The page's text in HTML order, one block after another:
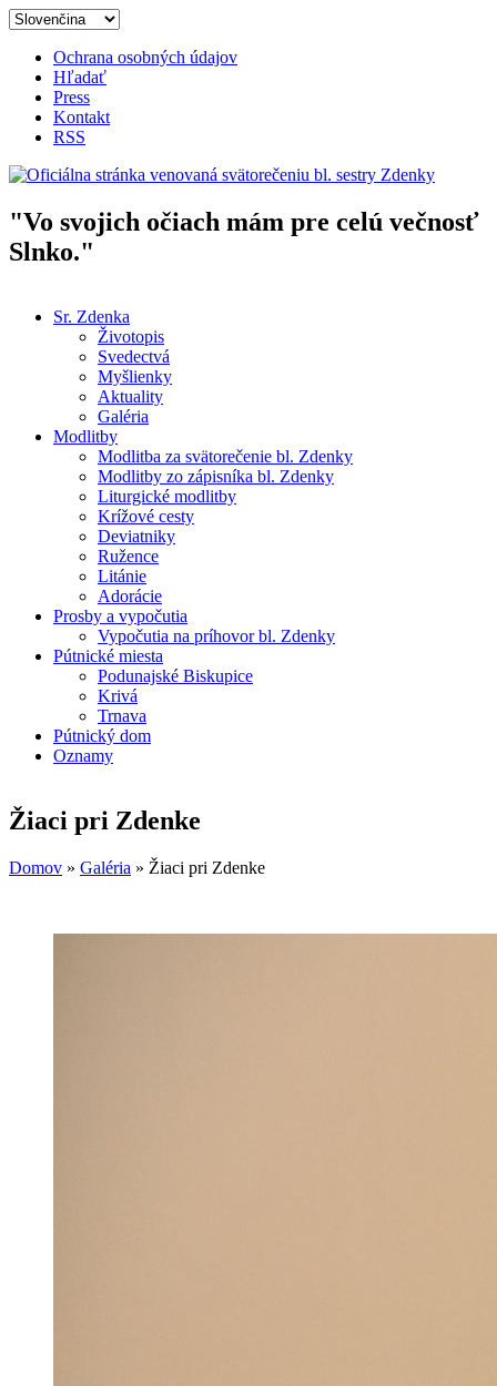
Skočiť na hlavný obsah
Ochrana osobných údajov
Hľadať
Press
Kontakt
RSS
Oficiálna stránka venovaná
"Vo svojich očiach mám pre celú večnosť
Slnko."
Hlavné menu
Sr. Zdenka
Životopis
Svedectvá
Myšlienky
Aktuality
Galéria
Modlitby
Modlitba za svätorečenie bl. Zdenky
Modlitby zo zápisníka bl. Zdenky
Liturgické modlitby
Krížové cesty
Deviatniky
Ružence
Litánie
Adorácie
Prosby a vypočutia
Vypočutia na príhovor bl. Zdenky
Pútnické miesta
Podunajské Biskupice
Krivá
Trnava
Pútnický dom
Oznamy
Žiaci pri Zdenke
Domov » Galéria » Žiaci pri Zdenke